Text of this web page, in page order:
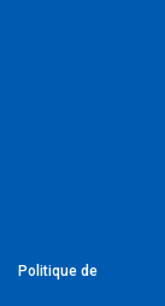
Politique de